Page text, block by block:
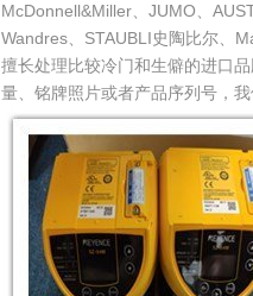
McDonnell&Miller、JUMO、
Wandres、STAUBLI史陶比尔、
擅长处理比较冷门和生僻的进口
量、铭牌照片或者产品序列号，